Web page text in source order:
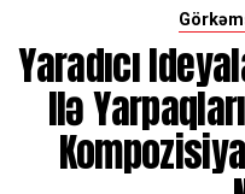
Yaradıcı
Ilə